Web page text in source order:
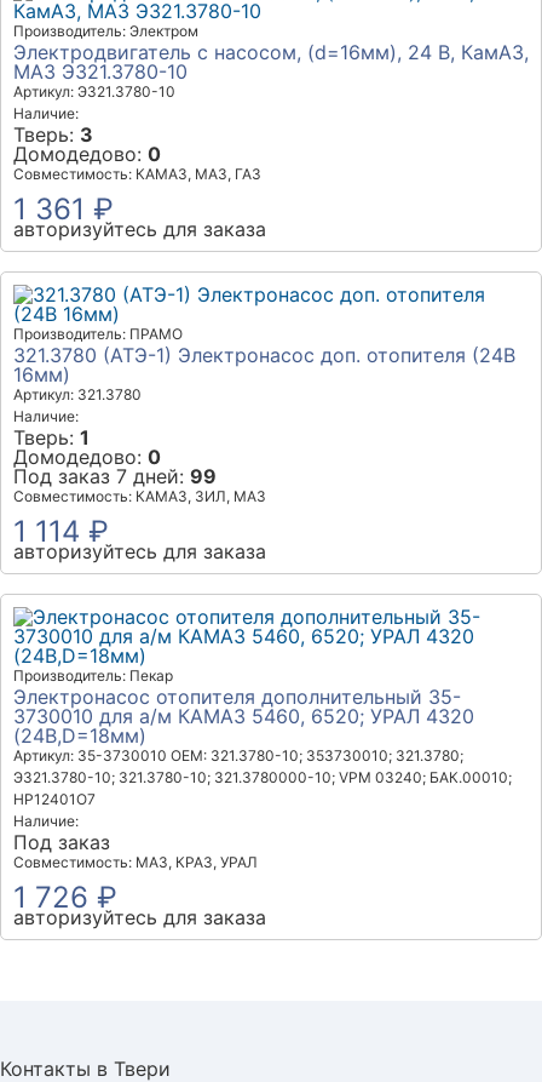
Производитель: Электром
Электродвигатель с насосом, (d=16мм), 24 В, КамАЗ,
МАЗ Э321.3780-10
Артикул: Э321.3780-10
Наличие:
Тверь: 3
Домодедово: 0
Совместимость: КАМАЗ, МАЗ, ГАЗ
1 361 ₽
авторизуйтесь для заказа
Производитель: ПРАМО
321.3780 (АТЭ-1) Электронасос доп. отопителя (24В
16мм)
Артикул: 321.3780
Наличие:
Тверь: 1
Домодедово: 0
Под заказ 7 дней: 99
Совместимость: КАМАЗ, ЗИЛ, МАЗ
1 114 ₽
авторизуйтесь для заказа
Производитель: Пекар
Электронасос отопителя дополнительный 35-
3730010 для а/м КАМАЗ 5460, 6520; УРАЛ 4320
(24В,D=18мм)
Артикул: 35-3730010 OEM: 321.3780-10; 353730010; 321.3780;
Э321.3780-10; 321.3780-10; 321.3780000-10; VPM 03240; БАК.00010;
HP12401O7
Наличие:
Под заказ
Совместимость: МАЗ, КРАЗ, УРАЛ
1 726 ₽
авторизуйтесь для заказа
Контакты в Твери